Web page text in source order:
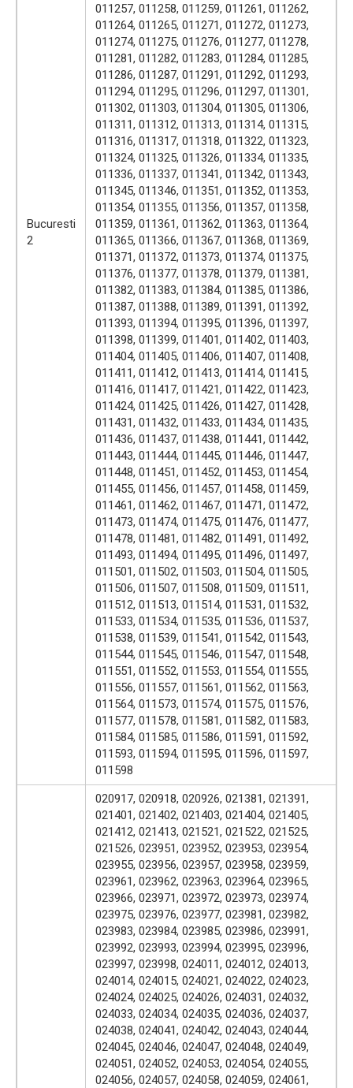
Bucuresti
2
011257, 011258, 011259, 011261, 011262,
011264, 011265, 011271, 011272, 011273,
011274, 011275, 011276, 011277, 011278,
011281, 011282, 011283, 011284, 011285,
011286, 011287, 011291, 011292, 011293,
011294, 011295, 011296, 011297, 011301,
011302, 011303, 011304, 011305, 011306,
011311, 011312, 011313, 011314, 011315,
011316, 011317, 011318, 011322, 011323,
011324, 011325, 011326, 011334, 011335,
011336, 011337, 011341, 011342, 011343,
011345, 011346, 011351, 011352, 011353,
011354, 011355, 011356, 011357, 011358,
011359, 011361, 011362, 011363, 011364,
011365, 011366, 011367, 011368, 011369,
011371, 011372, 011373, 011374, 011375,
011376, 011377, 011378, 011379, 011381,
011382, 011383, 011384, 011385, 011386,
011387, 011388, 011389, 011391, 011392,
011393, 011394, 011395, 011396, 011397,
011398, 011399, 011401, 011402, 011403,
011404, 011405, 011406, 011407, 011408,
011411, 011412, 011413, 011414, 011415,
011416, 011417, 011421, 011422, 011423,
011424, 011425, 011426, 011427, 011428,
011431, 011432, 011433, 011434, 011435,
011436, 011437, 011438, 011441, 011442,
011443, 011444, 011445, 011446, 011447,
011448, 011451, 011452, 011453, 011454,
011455, 011456, 011457, 011458, 011459,
011461, 011462, 011467, 011471, 011472,
011473, 011474, 011475, 011476, 011477,
011478, 011481, 011482, 011491, 011492,
011493, 011494, 011495, 011496, 011497,
011501, 011502, 011503, 011504, 011505,
011506, 011507, 011508, 011509, 011511,
011512, 011513, 011514, 011531, 011532,
011533, 011534, 011535, 011536, 011537,
011538, 011539, 011541, 011542, 011543,
011544, 011545, 011546, 011547, 011548,
011551, 011552, 011553, 011554, 011555,
011556, 011557, 011561, 011562, 011563,
011564, 011573, 011574, 011575, 011576,
011577, 011578, 011581, 011582, 011583,
011584, 011585, 011586, 011591, 011592,
011593, 011594, 011595, 011596, 011597,
011598
020917, 020918, 020926, 021381, 021391,
021401, 021402, 021403, 021404, 021405,
021412, 021413, 021521, 021522, 021525,
021526, 023951, 023952, 023953, 023954,
023955, 023956, 023957, 023958, 023959,
023961, 023962, 023963, 023964, 023965,
023966, 023971, 023972, 023973, 023974,
023975, 023976, 023977, 023981, 023982,
023983, 023984, 023985, 023986, 023991,
023992, 023993, 023994, 023995, 023996,
023997, 023998, 024011, 024012, 024013,
024014, 024015, 024021, 024022, 024023,
024024, 024025, 024026, 024031, 024032,
024033, 024034, 024035, 024036, 024037,
024038, 024041, 024042, 024043, 024044,
024045, 024046, 024047, 024048, 024049,
024051, 024052, 024053, 024054, 024055,
024056, 024057, 024058, 024059, 024061,